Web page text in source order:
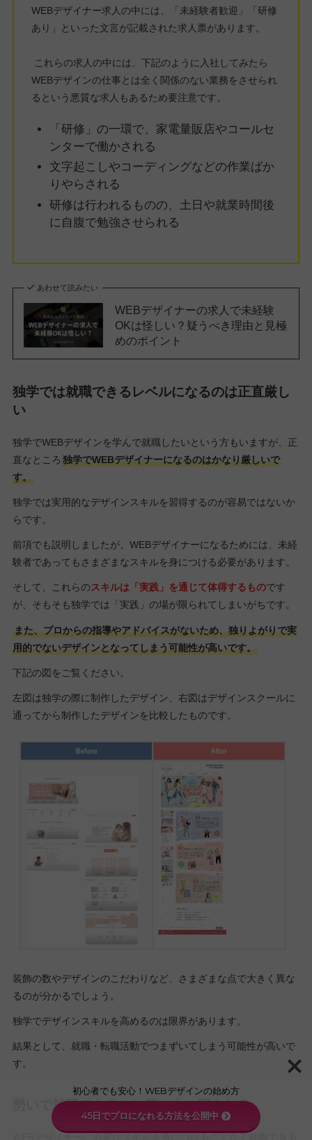
WEBデザイナー求人の中には、「未経験者歓迎」「研修
あり」といった文言が記載された求人票があります。
これらの求人の中には、下記のように入社してみたら
WEBデザインの仕事とは全く関係のない業務をさせられ
るという悪質な求人もあるため要注意です。
「研修」の一環で、家電量販店やコールセ
ンターで働かされる
文字起こしやコーディングなどの作業ばか
りやらされる
研修は行われるものの、土日や就業時間後
に自腹で勉強させられる
あわせて読みたい
WEBデザイナーの求人で未経験
OKは怪しい？疑うべき理由と見極
めのポイント
独学では就職できるレベルになるのは正直厳し
い
独学でWEBデザインを学んで就職したいという方もいますが、正
直なところ 独学でWEBデザイナーになるのはかなり厳しいで
す。
独学では実用的なデザインスキルを習得するのが容易ではないか
らです。
前項でも説明しましたが、WEBデザイナーになるためには、未経
験者であってもさまざまなスキルを身につける必要があります。
そして、これらのスキルは「実践」を通じて体得するものです
が、そもそも独学では「実践」の場が限られてしまいがちです。
また、プロからの指導やアドバイスがないため、独りよがりで実
用的でないデザインとなってしまう可能性が高いです。
下記の図をご覧ください。
左図は独学の際に制作したデザイン、右図はデザインスクールに
通ってから制作したデザインを比較したものです。
装飾の数やデザインのこだわりなど、さまざまな点で大きく異な
るのが分かるでしょう。
独学でデザインスキルを高めるのは限界があります。
結果として、就職・転職活動でつまずいてしまう可能性が高いで
す。
勢いで就職できるのは若い人に限られる
初心者でも安心！WEBデザインの始め方
45日でプロになれる方法を公開中